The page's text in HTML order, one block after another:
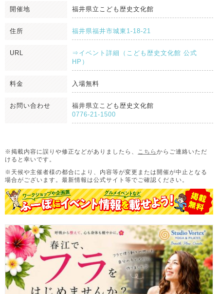
開催地 福井県立こども歴史文化館
住所 福井県福井市城東1-18-21
URL
⇒イベント詳細（こども歴史文化館 公式
HP）
料金 入場無料
お問い合わせ
福井県立こども歴史文化館
0776-21-1500
※掲載内容に誤りや修正などがありましたら、 こちら からご連絡いただ
けると幸いです。
※天候や主催者様の都合により、内容等が変更または開催が中止となる
場合がございます。 最新情報は公式サイト等でご確認ください。